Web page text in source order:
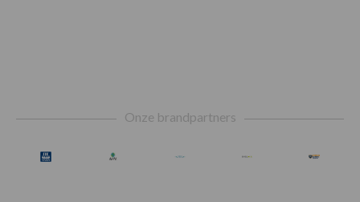
Onze brandpartners